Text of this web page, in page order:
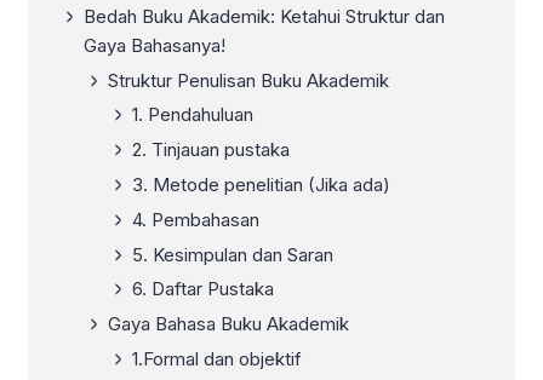
Bedah Buku Akademik: Ketahui Struktur dan
Gaya Bahasanya!
Struktur Penulisan Buku Akademik
1. Pendahuluan
2. Tinjauan pustaka
3. Metode penelitian (Jika ada)
4. Pembahasan
5. Kesimpulan dan Saran
6. Daftar Pustaka
Gaya Bahasa Buku Akademik
1.Formal dan objektif